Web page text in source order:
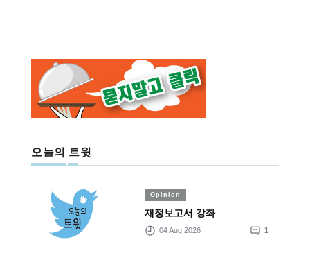
오늘의 트윗
Opinion
재정보고서 강좌
04 Aug 2026 1